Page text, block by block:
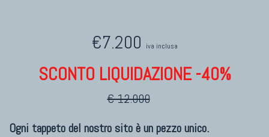
€7.200 iva inclusa
SCONTO LIQUIDAZIONE -40%
€ 12.000
Ogni tappeto del nostro sito è un pezzo unico.